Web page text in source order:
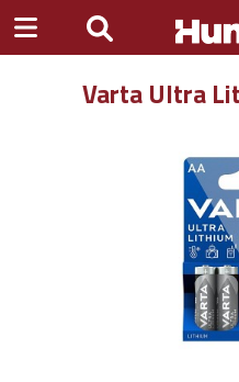
Varta Ultra